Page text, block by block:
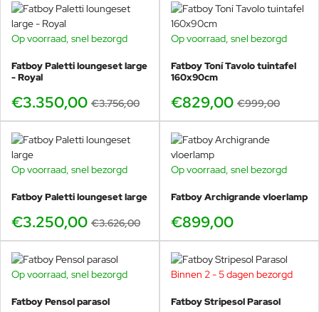
LEKKER DOWN-TO-EARTH
Het stevige materiaal geeft een robuuste uitstraling, maar
samengestelde weving met hoog-laag effect ziet dit design
vloerkleed er rijk en luxe uit.
BINNEN- EN BUITENKLEED
Dankzij de innovatieve geweven structuur voelt Carpretty
Grand Pop Up heerlijk zacht aan en is het bovendien
antistatisch. Het is niet alleen een lust voor het oog, maar ook
uiterst sterk en bestand tegen water en verschillende
weersomstandigheden. Een ongelukje met een drankje of
schoonmaakbeurt met de tuinslang ziet het kleed er weer als
nieuw uit.
Bovendien is Carpretty Grand UV-bestendig, waardoor de
kleuren jarenlang mooi blijven, zonder te vervagen. Dit kleed
buiten.
GRATIS HOEZEN
Op voorraad, snel bezorgd
Fatboy Paletti loungeset large
- Royal
€3.350,00 €3.756,00
-17%
Op voorraad, snel bezorgd
Fatboy Toní Tavolo tuintafel
160x90cm
€829,00 €999,00
GRATIS HOEZEN
Op voorraad, snel bezorgd
Fatboy Paletti loungeset large
€3.250,00 €3.626,00
Op voorraad, snel bezorgd
Fatboy Archigrande vloerlamp
€899,00
Op voorraad, snel bezorgd
Fatboy Pensol parasol
Binnen 2 - 5 dagen bezorgd
Fatboy Stripesol Parasol